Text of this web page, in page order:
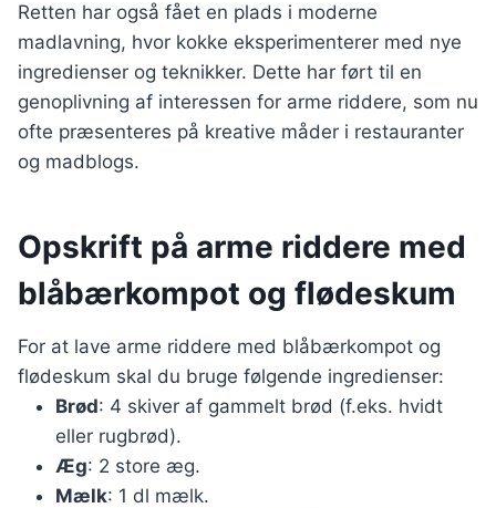
Retten har også fået en plads i moderne
madlavning, hvor kokke eksperimenterer med nye
ingredienser og teknikker. Dette har ført til en
genoplivning af interessen for arme riddere, som nu
ofte præsenteres på kreative måder i restauranter
og madblogs.
Opskrift på arme riddere med
blåbærkompot og flødeskum
For at lave arme riddere med blåbærkompot og
flødeskum skal du bruge følgende ingredienser:
Brød: 4 skiver af gammelt brød (f.eks. hvidt
eller rugbrød).
Æg: 2 store æg.
Mælk: 1 dl mælk.